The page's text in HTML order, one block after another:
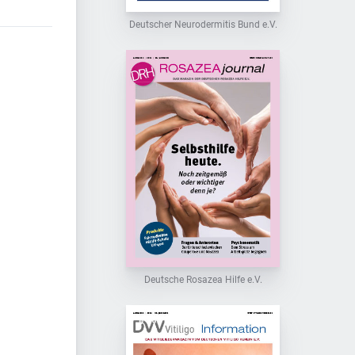
Deutscher Neurodermitis Bund e.V.
Deutsche Rosazea Hilfe e.V.